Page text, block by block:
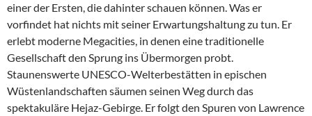
einer der Ersten, die dahinter schauen können. Was er
vorfindet hat nichts mit seiner Erwartungshaltung zu tun. Er
erlebt moderne Megacities, in denen eine traditionelle
Gesellschaft den Sprung ins Übermorgen probt.
Staunenswerte UNESCO-Welterbestätten in epischen
Wüstenlandschaften säumen seinen Weg durch das
spektakuläre Hejaz-Gebirge. Er folgt den Spuren von Lawrence